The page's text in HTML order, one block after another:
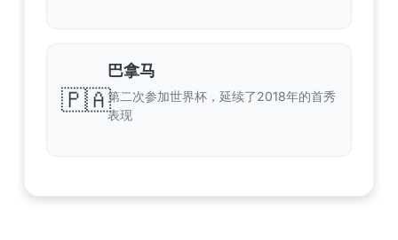
🇵🇦
巴拿马
第二次参加世界杯，延续了2018年的首秀
表现